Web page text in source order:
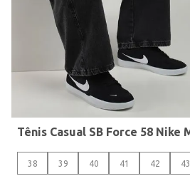
38 39 40 41 42 43